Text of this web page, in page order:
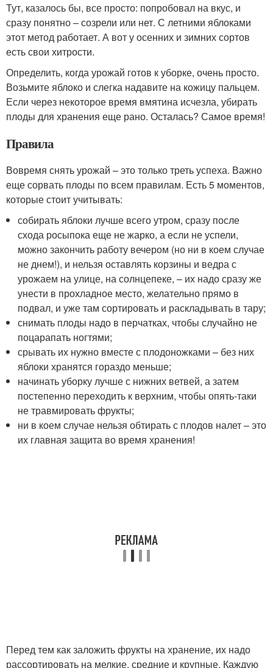
Тут, казалось бы, все просто: попробовал на вкус, и
сразу понятно – созрели или нет. С летними яблоками
этот метод работает. А вот у осенних и зимних сортов
есть свои хитрости.
Определить, когда урожай готов к уборке, очень просто.
Возьмите яблоко и слегка надавите на кожицу пальцем.
Если через некоторое время вмятина исчезла, убирать
плоды для хранения еще рано. Осталась? Самое время!
Правила
Вовремя снять урожай – это только треть успеха. Важно
еще сорвать плоды по всем правилам. Есть 5 моментов,
которые стоит учитывать:
собирать яблоки лучше всего утром, сразу после
схода росыпока еще не жарко, а если не успели,
можно закончить работу вечером (но ни в коем случае
не днем!), и нельзя оставлять корзины и ведра с
урожаем на улице, на солнцепеке, – их надо сразу же
унести в прохладное место, желательно прямо в
подвал, и уже там сортировать и раскладывать в тару;
снимать плоды надо в перчатках, чтобы случайно не
поцарапать ногтями;
срывать их нужно вместе с плодоножками – без них
яблоки хранятся гораздо меньше;
начинать уборку лучше с нижних ветвей, а затем
постепенно переходить к верхним, чтобы опять-таки
не травмировать фрукты;
ни в коем случае нельзя обтирать с плодов налет – это
их главная защита во время хранения!
Перед тем как заложить фрукты на хранение, их надо
рассортировать на мелкие, средние и крупные. Каждую